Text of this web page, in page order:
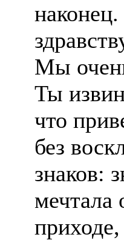
Мы
Ты
что
без
знаков:
мечтала